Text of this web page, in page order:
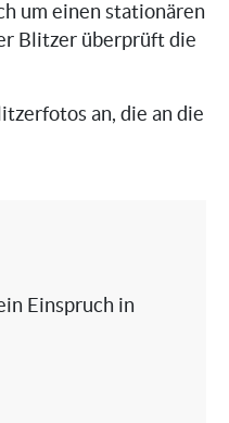
um einen stationären
Blitzer überprüft die
an, die an die
Einspruch in